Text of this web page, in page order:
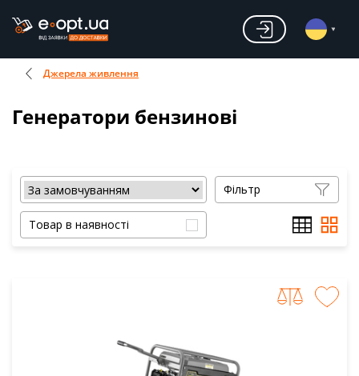
Джерела живлення
Генератори бензинові
Фільтр
Товар в наявності